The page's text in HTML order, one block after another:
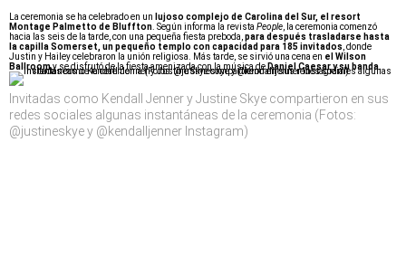
La ceremonia se ha celebrado en un lujoso complejo de Carolina del Sur, el resort
Montage Palmetto de Bluffton . Según informa la revista People , la ceremonia comenzó
hacia las seis de la tarde, con una pequeña fiesta preboda, para después trasladarse hasta
la capilla Somerset, un pequeño templo con capacidad para 185 invitados , donde
Justin y Hailey celebraron la unión religiosa. Más tarde, se sirvió una cena en el Wilson
Ballroomy se disfrutó de la fiesta amenizada con la música de Daniel Caesar y su banda.
Invitadas como Kendall Jenner y Justine Skye compartieron en sus
redes sociales algunas instantáneas de la ceremonia (Fotos:
@justineskye y @kendalljenner Instagram)